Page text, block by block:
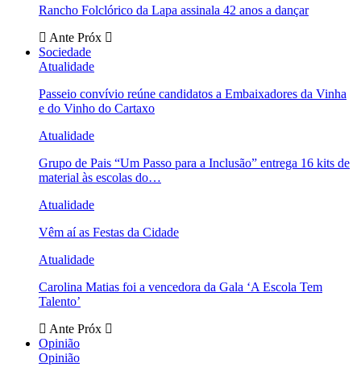
Rancho Folclórico da Lapa assinala 42 anos a dançar
Ante Próx
Sociedade
Atualidade
Passeio convívio reúne candidatos a Embaixadores da Vinha
e do Vinho do Cartaxo
Atualidade
Grupo de Pais “Um Passo para a Inclusão” entrega 16 kits de
material às escolas do…
Atualidade
Vêm aí as Festas da Cidade
Atualidade
Carolina Matias foi a vencedora da Gala ‘A Escola Tem
Talento’
Ante Próx
Opinião
Opinião